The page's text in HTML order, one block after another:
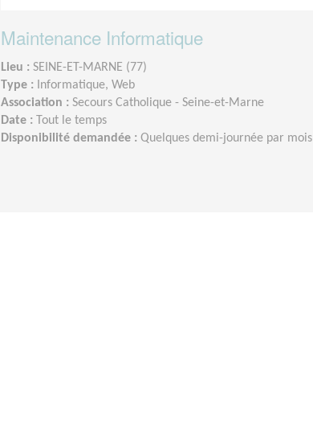
Maintenance Informatique
Lieu : SEINE-ET-MARNE (77)
Type : Informatique, Web
Association : Secours Catholique - Seine-et-Marne
Date : Tout le temps
Disponibilité demandée : Quelques demi-journée par mois